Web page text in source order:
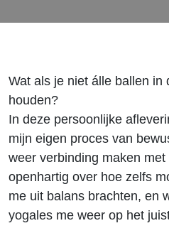
Wat als je niet álle ballen in
houden?
In deze persoonlijke
mijn eigen proces van
weer verbinding maken
openhartig over hoe zelfs
me uit balans brachten, en
yogales me weer op het